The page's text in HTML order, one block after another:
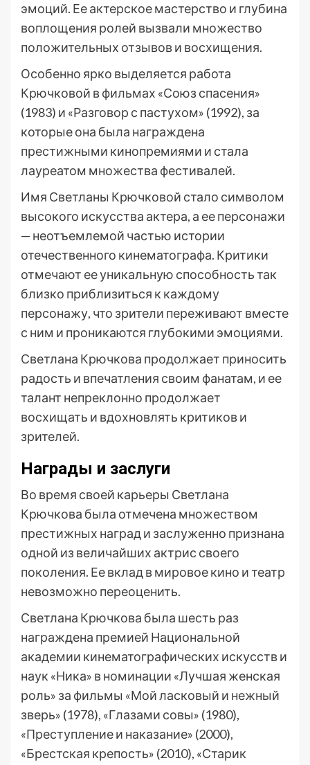
эмоций. Ее актерское мастерство и глубина
воплощения ролей вызвали множество
положительных отзывов и восхищения.
Особенно ярко выделяется работа
Крючковой в фильмах «Союз спасения»
(1983) и «Разговор с пастухом» (1992), за
которые она была награждена
престижными кинопремиями и стала
лауреатом множества фестивалей.
Имя Светланы Крючковой стало символом
высокого искусства актера, а ее персонажи
— неотъемлемой частью истории
отечественного кинематографа. Критики
отмечают ее уникальную способность так
близко приблизиться к каждому
персонажу, что зрители переживают вместе
с ним и проникаются глубокими эмоциями.
Светлана Крючкова продолжает приносить
радость и впечатления своим фанатам, и ее
талант непреклонно продолжает
восхищать и вдохновлять критиков и
зрителей.
Награды и заслуги
Во время своей карьеры Светлана
Крючкова была отмечена множеством
престижных наград и заслуженно признана
одной из величайших актрис своего
поколения. Ее вклад в мировое кино и театр
невозможно переоценить.
Светлана Крючкова была шесть раз
награждена премией Национальной
академии кинематографических искусств и
наук «Ника» в номинации «Лучшая женская
роль» за фильмы «Мой ласковый и нежный
зверь» (1978), «Глазами совы» (1980),
«Преступление и наказание» (2000),
«Брестская крепость» (2010), «Старик